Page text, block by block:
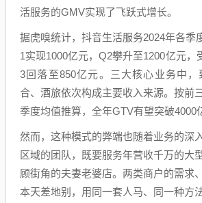
活服务的GMV实现了飞跃式增长。
据虎嗅统计，抖音生活服务2024年各季
1实现1000亿元，Q2攀升至1200亿元，
3回落至850亿元。三大核心业务中
合、酒旅依次构成主要收入来源。按前
季度均值推算，全年GTV有望突破4000
然而，这种模式的弊端也随着业务的深
区域的团队，既要服务年营收千万的大
顾街角的夫妻老婆店。两类商户的需求
本天差地别，用同一套人马、同一种方